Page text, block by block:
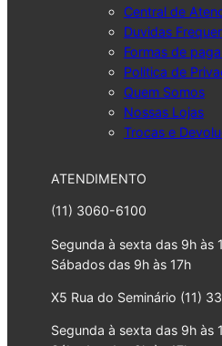
Central de
Duvidas
Formas de
Politica de
Quem Somos
Nossas Lojas
Trocas e
ATENDIMENTO
(11) 3060-6100
Segunda à sexta das 9h às
Sábados das 9h às 17h
X5 Rua do Seminário (11)
Segunda à sexta das 9h às